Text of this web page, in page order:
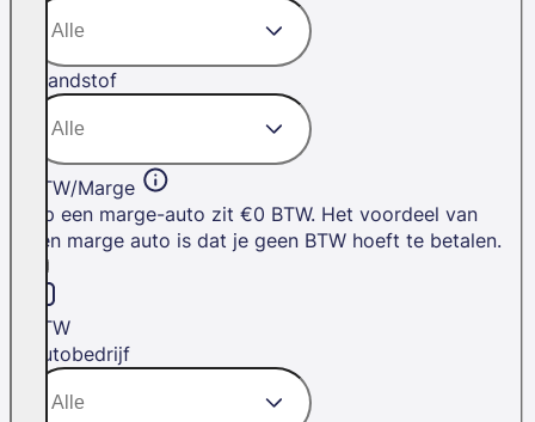
Brandstof
BTW/Marge
Op een marge-auto zit €0 BTW. Het voordeel van
een marge auto is dat je geen BTW hoeft te betalen.
BTW
Autobedrijf